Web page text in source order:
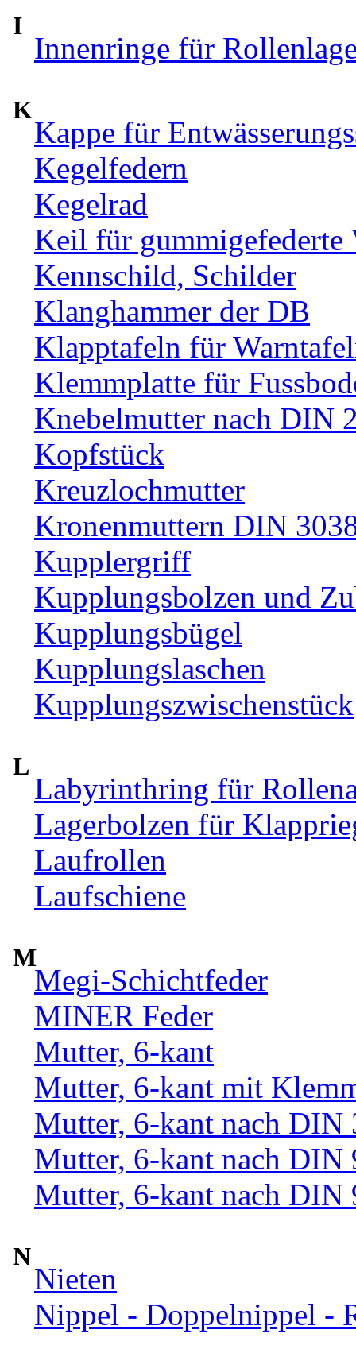
I
Innenringe für
K
Kappe für
Kegelfedern
Kegelrad
Keil für gummigefederte
Kennschild, Schilder
Klanghammer der DB
Klapptafeln für
Klemmplatte für
Knebelmutter nach DIN
Kopfstück
Kreuzlochmutter
Kronenmuttern DIN
Kupplergriff
Kupplungsbolzen und
Kupplungsbügel
Kupplungslaschen
Kupplungszwischenstück
L
Labyrinthring für
Lagerbolzen für
Laufrollen
Laufschiene
M
Megi-Schichtfeder
MINER Feder
Mutter, 6-kant
Mutter, 6-kant mit
Mutter, 6-kant nach DIN
Mutter, 6-kant nach DIN
Mutter, 6-kant nach DIN
N
Nieten
Nippel - Doppelnippel -